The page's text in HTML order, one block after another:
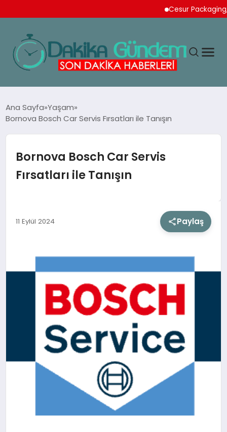
Cesur Packaging,
SPOR
EKONOMI
Ana Sayfa Yaşam
Bornova Bosch Car Servis Fırsatları ile Tanışın
Bornova Bosch Car Servis
Fırsatları ile Tanışın
11 Eylül 2024 Paylaş